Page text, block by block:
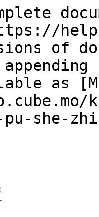
of
as
she-